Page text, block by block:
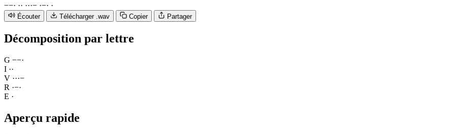
−−· ·· ···− ·−· ·
Écouter Télécharger .wav Copier Partager
Décomposition par lettre
G −−·
I ··
V ···−
R ·−·
E ·
Aperçu rapide